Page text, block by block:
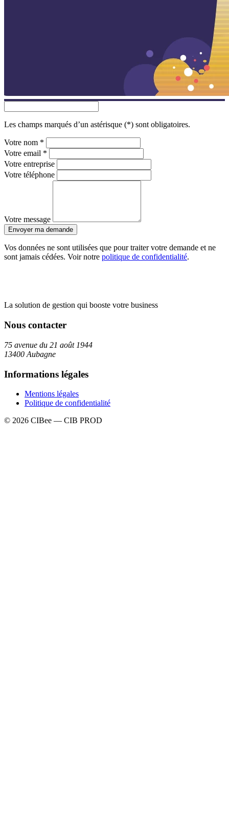
Les champs marqués d’un astérisque (*) sont obligatoires.
Votre nom *
Votre email *
Votre entreprise
Votre téléphone
Votre message
Envoyer ma demande
Vos données ne sont utilisées que pour traiter votre demande et ne
sont jamais cédées. Voir notre politique de confidentialité.
La solution de gestion qui booste votre business
Nous contacter
75 avenue du 21 août 1944
13400 Aubagne
Informations légales
Mentions légales
Politique de confidentialité
© 2026 CIBee — CIB PROD